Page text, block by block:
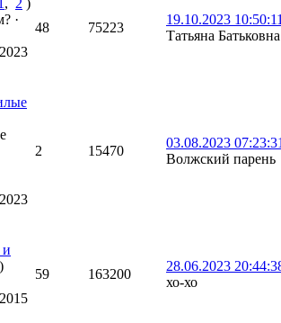
·
48 75223
19.10.2023
Татьяна Батьковна
2 15470
03.08.2023
Волжский парень
и
)
59 163200
28.06.2023
хо-хо